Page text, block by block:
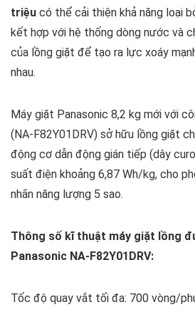
triệu có thể cải thiện khả năng loại
kết hợp với hệ thống dòng nước và
của lồng giặt để tạo ra lực xoáy
nhau.
Máy giặt Panasonic 8,2 kg mới với
(NA-F82Y01DRV) sở hữu lồng giặt
động cơ dẫn động gián tiếp (dây
suất điện khoảng 6,87 Wh/kg, cho
nhãn năng lượng 5 sao.
Thông số kĩ thuật máy giặt lồng
Panasonic NA-F82Y01DRV:
Tốc độ quay vắt tối đa: 700 vòng/